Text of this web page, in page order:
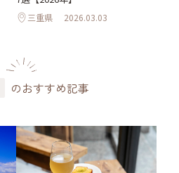
三重県 2026.03.03
のおすすめ記事